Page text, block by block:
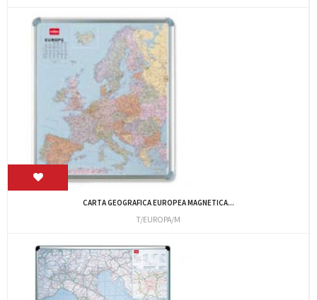
CARTA GEOGRAFICA EUROPEA MAGNETICA...
T/EUROPA/M